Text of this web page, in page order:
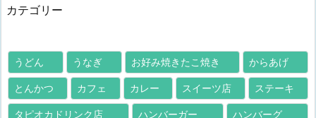
カテゴリー
うどん うなぎ お好み焼きたこ焼き からあげ
とんかつ カフェ カレー スイーツ店 ステーキ
タピオカドリンク店 ハンバーガー ハンバーグ